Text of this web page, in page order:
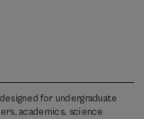
for undergraduate
academics, science